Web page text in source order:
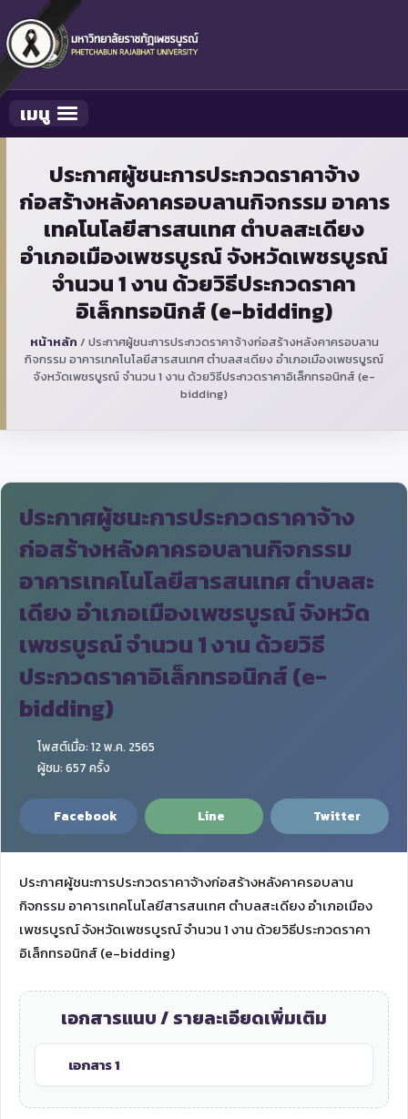
Toggle navigation
เมนู
ประกาศผู้ชนะการประกวดราคาจ้าง
ก่อสร้างหลังคาครอบลานกิจกรรม อาคาร
เทคโนโลยีสารสนเทศ ตำบลสะเดียง
อำเภอเมืองเพชรบูรณ์ จังหวัดเพชรบูรณ์
จำนวน 1 งาน ด้วยวิธีประกวดราคา
อิเล็กทรอนิกส์ (e-bidding)
หน้าหลัก / ประกาศผู้ชนะการประกวดราคาจ้างก่อสร้างหลังคาครอบลาน
กิจกรรม อาคารเทคโนโลยีสารสนเทศ ตำบลสะเดียง อำเภอเมืองเพชรบูรณ์
จังหวัดเพชรบูรณ์ จำนวน 1 งาน ด้วยวิธีประกวดราคาอิเล็กทรอนิกส์ (e-
bidding)
ประกาศผู้ชนะการประกวดราคาจ้าง
ก่อสร้างหลังคาครอบลานกิจกรรม
อาคารเทคโนโลยีสารสนเทศ ตำบลสะ
เดียง อำเภอเมืองเพชรบูรณ์ จังหวัด
เพชรบูรณ์ จำนวน 1 งาน ด้วยวิธี
ประกวดราคาอิเล็กทรอนิกส์ (e-
bidding)
โพสต์เมื่อ: 12 พ.ค. 2565
ผู้ชม: 657 ครั้ง
Facebook Line Twitter
ประกาศผู้ชนะการประกวดราคาจ้างก่อสร้างหลังคาครอบลาน
กิจกรรม อาคารเทคโนโลยีสารสนเทศ ตำบลสะเดียง อำเภอเมือง
เพชรบูรณ์ จังหวัดเพชรบูรณ์ จำนวน 1 งาน ด้วยวิธีประกวดราคา
อิเล็กทรอนิกส์ (e-bidding)
เอกสารแนบ / รายละเอียดเพิ่มเติม
เอกสาร 1